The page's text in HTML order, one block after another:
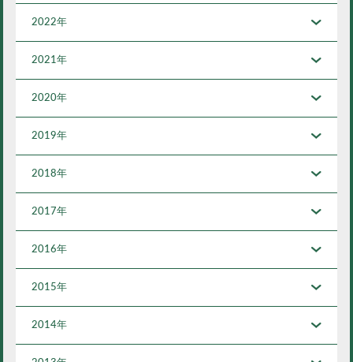
2022年
2021年
2020年
2019年
2018年
2017年
2016年
2015年
2014年